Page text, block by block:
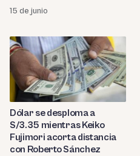
15 de junio
Dólar se desploma a
S/3.35 mientras Keiko
Fujimori acorta distancia
con Roberto Sánchez